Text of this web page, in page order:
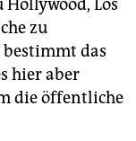
Los
zu
das
hier aber
die öffentliche